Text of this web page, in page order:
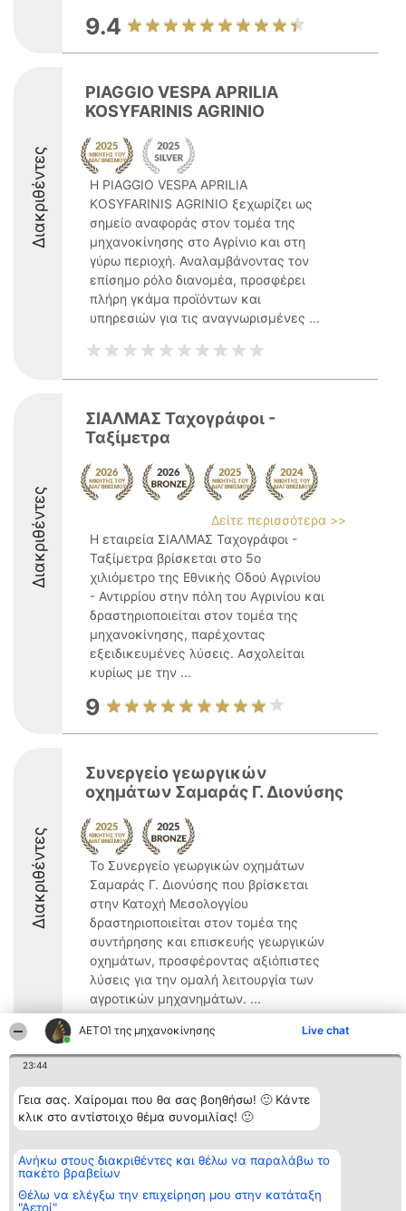
ΑΕΤΟΊ της μηχανοκίνησης Live chat
23:44
Γεια σας. Χαίρομαι που θα σας βοηθήσω! 🙂 Κάντε
κλικ στο αντίστοιχο θέμα συνομιλίας! 🙂
Ανήκω στους διακριθέντες και θέλω να παραλάβω το
πακέτο βραβείων
Θέλω να ελέγξω την επιχείρηση μου στην κατάταξη
"Αετοί"
9.4
Διακριθέντες
PIAGGIO VESPA APRILIA
KOSYFARINIS AGRINIO
Η PIAGGIO VESPA APRILIA
KOSYFARINIS AGRINIO ξεχωρίζει ως
σημείο αναφοράς στον τομέα της
μηχανοκίνησης στο Αγρίνιο και στη
γύρω περιοχή. Αναλαμβάνοντας τον
επίσημο ρόλο διανομέα, προσφέρει
πλήρη γκάμα προϊόντων και
υπηρεσιών για τις αναγνωρισμένες ...
Διακριθέντες
ΣΙΑΛΜΑΣ Ταχογράφοι -
Ταξίμετρα
Δείτε περισσότερα >>
Η εταιρεία ΣΙΑΛΜΑΣ Ταχογράφοι -
Ταξίμετρα βρίσκεται στο 5ο
χιλιόμετρο της Εθνικής Οδού Αγρινίου
- Αντιρρίου στην πόλη του Αγρινίου και
δραστηριοποιείται στον τομέα της
μηχανοκίνησης, παρέχοντας
εξειδικευμένες λύσεις. Ασχολείται
κυρίως με την ...
9
Διακριθέντες
Συνεργείο γεωργικών
οχημάτων Σαμαράς Γ. Διονύσης
Το Συνεργείο γεωργικών οχημάτων
Σαμαράς Γ. Διονύσης που βρίσκεται
στην Κατοχή Μεσολογγίου
δραστηριοποιείται στον τομέα της
συντήρησης και επισκευής γεωργικών
οχημάτων, προσφέροντας αξιόπιστες
λύσεις για την ομαλή λειτουργία των
αγροτικών μηχανημάτων. ...
Διοργανωτής της
κατάταξης
BEAUTIFUL COMPANY
ΤΗΛ. ΕΠΙΚΟΙΝΩΝΙΑΣ:
2104128019
email:
aetoi@beautifulcompany.co
Κατάταξη
Διακριθέντες
Λίστα όλων
διακριθέντων
Μεθοδολογία
προϋποθέσεις
ΠΟΛΙΤΙΚΗ
Επικοινωνία